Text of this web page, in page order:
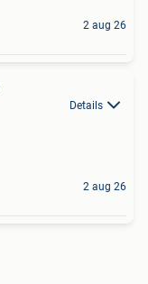
2 aug 26
Details
2 aug 26